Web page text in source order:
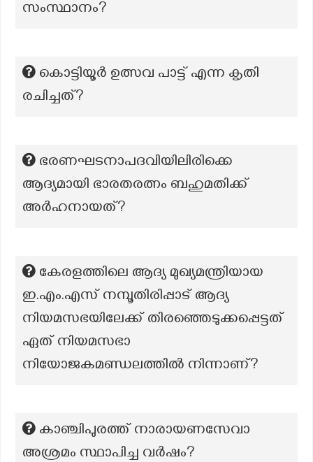
സംസ്ഥാനം?
കൊട്ടിയൂർ ഉത്സവ പാട്ട് എന്ന കൃതി
രചിച്ചത്?
ഭരണഘടനാപദവിയിലിരിക്കെ
ആദ്യമായി ഭാരതരത്നം ബഹുമതിക്ക്
അർഹനായത്?
കേരളത്തിലെ ആദ്യ മുഖ്യമന്ത്രിയായ
ഇ.എം.എസ് നമ്പൂതിരിപ്പാട് ആദ്യ
നിയമസഭയിലേക്ക് തിരഞ്ഞെടുക്കപ്പെട്ടത്
ഏത് നിയമസഭാ
നിയോജകമണ്ഡലത്തിൽ നിന്നാണ്?
കാഞ്ചിപുരത്ത് നാരായണസേവാ
അശ്രമം സ്ഥാപിച്ച വർഷം?